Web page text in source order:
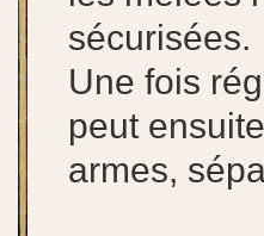
sécurisées.
Une fois
peut
armes,